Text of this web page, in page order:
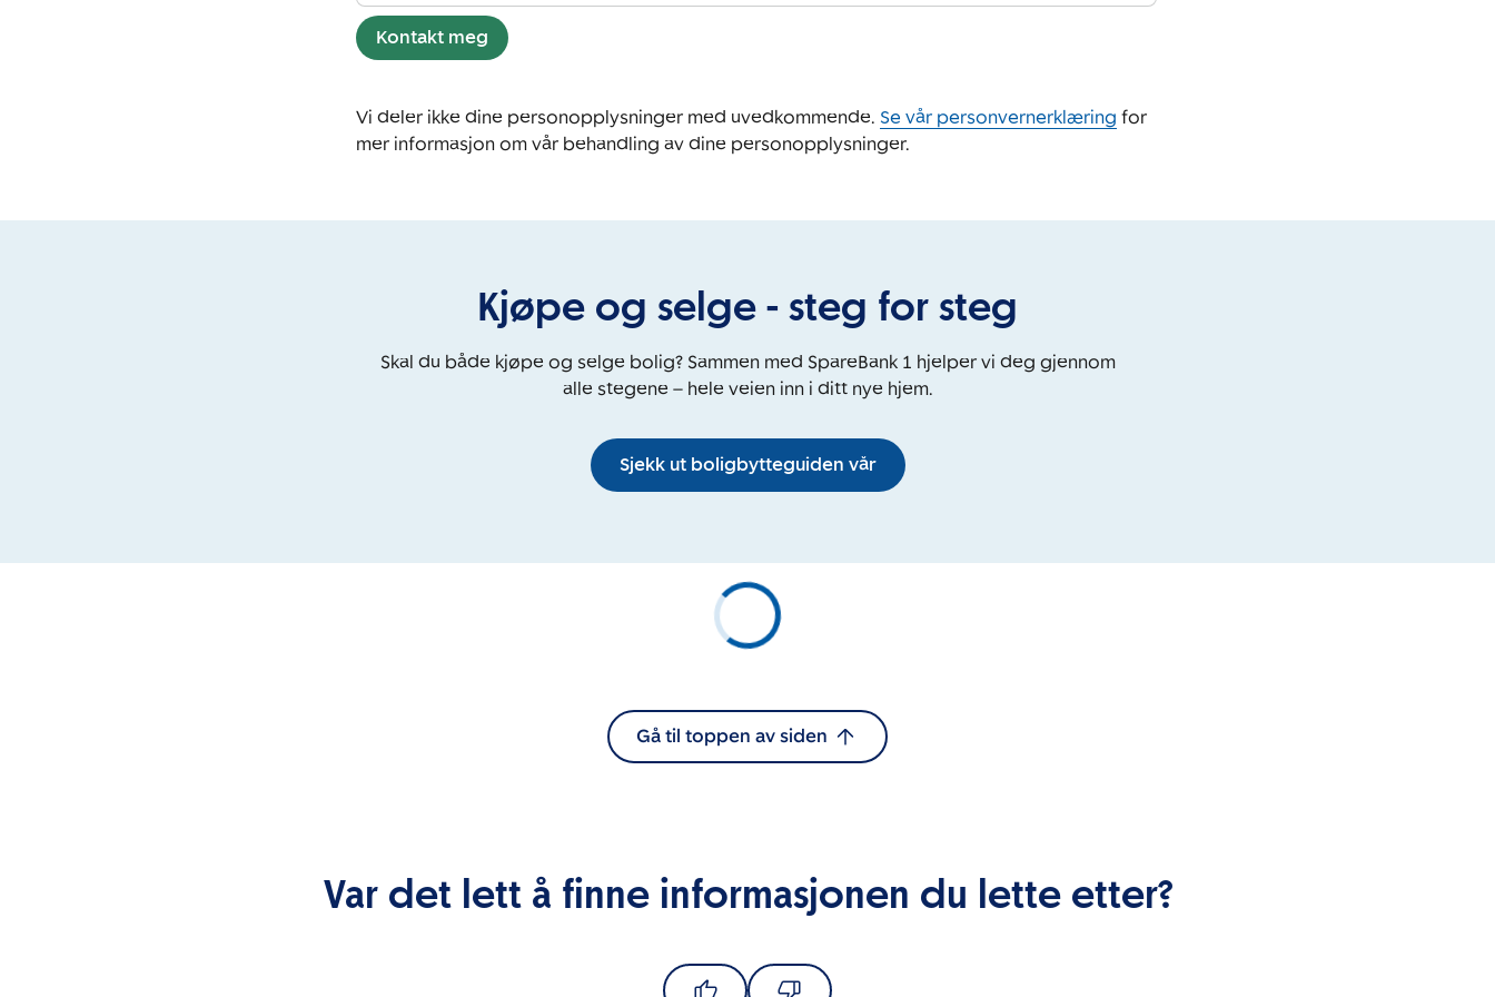
Kontakt meg
Vi deler ikke dine personopplysninger med uvedkommende. Se vår personvernerklæring for
mer informasjon om vår behandling av dine personopplysninger.
Kjøpe og selge - steg for steg
Skal du både kjøpe og selge bolig? Sammen med SpareBank 1 hjelper vi deg gjennom
alle stegene – hele veien inn i ditt nye hjem.
Sjekk ut boligbytteguiden vår
Gå til toppen av siden
Var det lett å finne informasjonen du lette etter?